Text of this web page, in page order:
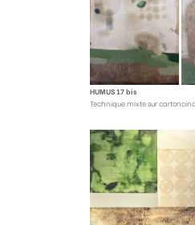
HUMUS 17 bis
Technique mixte sur